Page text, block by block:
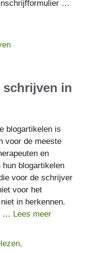
…
schrijven in
blogartikelen is
voor de meeste
en
blogartikelen
voor de schrijver
voor het
in herkennen.
… Lees meer
,